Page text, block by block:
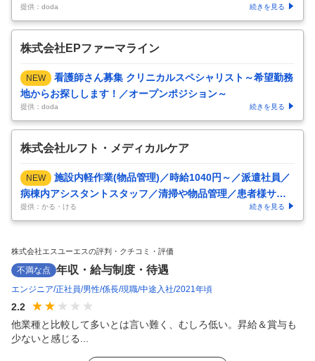
提供：doda 続きを見る
株式会社EPファーマライン
NEW
看護師さん募集 クリニカルスペシャリスト～希望勤務
地からお探しします！／オープンポジション～
提供：doda 続きを見る
株式会社ルフト・メディカルケア
NEW
施設内軽作業(物品管理)／時給1040円～／派遣社員／
病棟内アシスタントスタッフ／清掃や物品管理／患者様サポ
ートなど／年間休日12
提供：かる・ける 続きを見る
株式会社エスユーエスの評判・クチコミ・評価
不満な点 年収・給与制度・待遇
エンジニア 正社員 男性 係長 現職 中途入社 2021年頃
2.2
他業種と比較して多いとは言い難く、むしろ低い。昇給＆賞与も
少ないと感じる...